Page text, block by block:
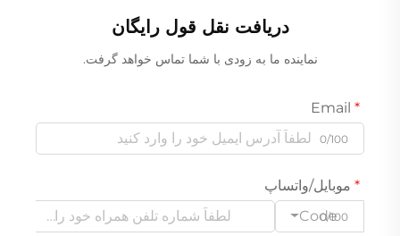
دریافت نقل قول رایگان
نماینده ما به زودی با شما تماس خواهد گرفت.
0/100
موبایل/واتساپ
Code
0/100